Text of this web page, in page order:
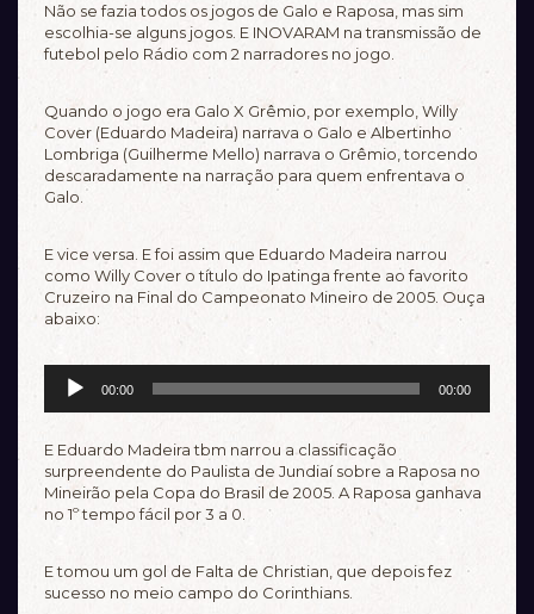
Não se fazia todos os jogos de Galo e Raposa, mas sim
escolhia-se alguns jogos. E INOVARAM na transmissão de
futebol pelo Rádio com 2 narradores no jogo.
Quando o jogo era Galo X Grêmio, por exemplo, Willy
Cover (Eduardo Madeira) narrava o Galo e Albertinho
Lombriga (Guilherme Mello) narrava o Grêmio, torcendo
descaradamente na narração para quem enfrentava o
Galo.
E vice versa. E foi assim que Eduardo Madeira narrou
como Willy Cover o título do Ipatinga frente ao favorito
Cruzeiro na Final do Campeonato Mineiro de 2005. Ouça
abaixo:
Tocador
00:00 00:00
E Eduardo Madeira tbm narrou a classificação
surpreendente do Paulista de Jundiaí sobre a Raposa no
Mineirão pela Copa do Brasil de 2005. A Raposa ganhava
no 1º tempo fácil por 3 a 0.
E tomou um gol de Falta de Christian, que depois fez
sucesso no meio campo do Corinthians.